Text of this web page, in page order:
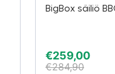
BigBox säiliö
€259,00
€284,90